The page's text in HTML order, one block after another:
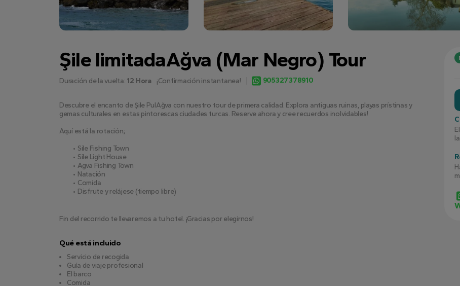
Şile limitadaAğva (Mar Negro) Tour
Duración de la vuelta: 12 Hora ¡Confirmación instantanea! 905327378910
Descubre el encanto de Şile PulAğva con nuestro tour de primera calidad. Explora antiguas ruinas, playas prístinas y
gemas culturales en estas pintorescas ciudades turcas. Reserve ahora y cree recuerdos inolvidables!
Aquí está la rotación;
Sile Fishing Town
Sile Light House
Agva Fishing Town
Natación
Comida
Disfrute y relájese (tiempo libre)
Fin del recorrido te llevaremos a tu hotel. ¡Gracias por elegirnos!
Qué está incluido
Servicio de recogida
Guía de viaje profesional
El barco
Comida